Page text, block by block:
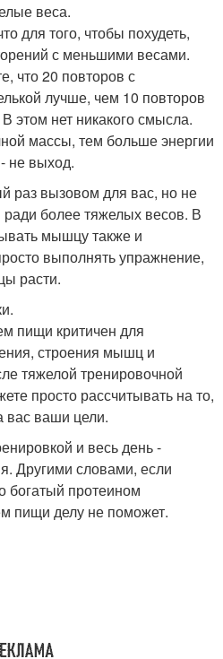
веса.
для того, чтобы похудеть,
с меньшими весами.
что 20 повторов с
лучше, чем 10 повторов
этом нет никакого смысла.
массы, тем больше энергии
не выход.
раз вызовом для вас, но не
более тяжелых весов. В
мышцу также и
выполнять упражнение,
расти.
пищи критичен для
строения мышц и
тяжелой тренировочной
просто рассчитывать на то,
вас ваши цели.
и весь день -
Другими словами, если
богатый протеином
пищи делу не поможет.